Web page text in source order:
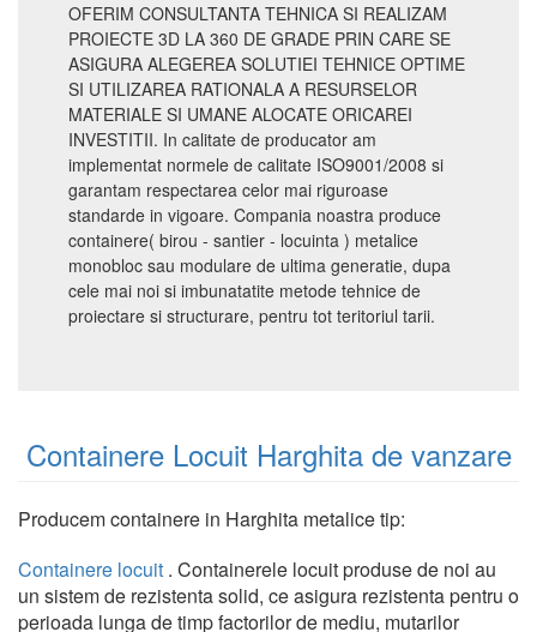
OFERIM CONSULTANTA TEHNICA SI REALIZAM
PROIECTE 3D LA 360 DE GRADE PRIN CARE SE
ASIGURA ALEGEREA SOLUTIEI TEHNICE OPTIME
SI UTILIZAREA RATIONALA A RESURSELOR
MATERIALE SI UMANE ALOCATE ORICAREI
INVESTITII. In calitate de producator am
implementat normele de calitate ISO9001/2008 si
garantam respectarea celor mai riguroase
standarde in vigoare. Compania noastra produce
containere( birou - santier - locuinta ) metalice
monobloc sau modulare de ultima generatie, dupa
cele mai noi si imbunatatite metode tehnice de
proiectare si structurare, pentru tot teritoriul tarii.
Containere Locuit Harghita de vanzare
Producem containere in Harghita metalice tip:
Containere locuit . Containerele locuit produse de noi au
un sistem de rezistenta solid, ce asigura rezistenta pentru o
perioada lunga de timp factorilor de mediu, mutarilor